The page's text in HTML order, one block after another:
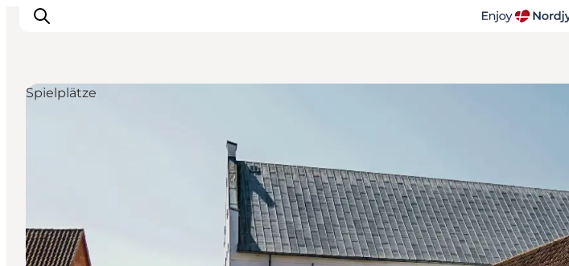
Veranstaltungen
Für Kinder
Spielplätze